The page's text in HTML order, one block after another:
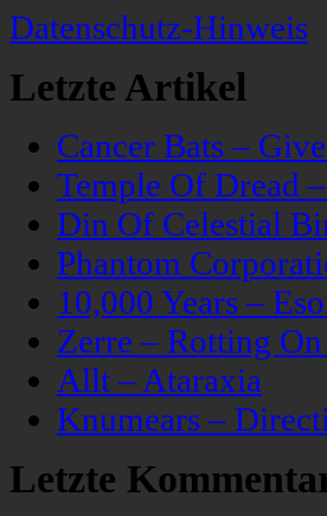
Datenschutz-Hinweis
Letzte Artikel
Cancer Bats –
Temple Of Dread
Din Of Celestial
Phantom
10,000 Years –
Zerre – Rotting
Allt – Ataraxia
Knumears –
Letzte